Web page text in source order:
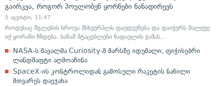
გაირკვა, როგორ პოულობენ ყორნები ნანადირევს
5 აგვისტო, 11:47
როდესაც მგლების ხროვა მსხვერპლს დაედევნება და დაიჭერს მალევე
იქ ყორანი ჩნდება. სანამ მტაცებლები ნადავლის ჭამას…
NASA-ს მავალმა Curiosity-მ მარსზე იდუმალი, ფიჭისებრი
ლანდშაფტი აღმოაჩინა
SpaceX-ის კონტროლიდან გამოსული რაკეტის ნაწილი
მთვარეს დაეჯახა